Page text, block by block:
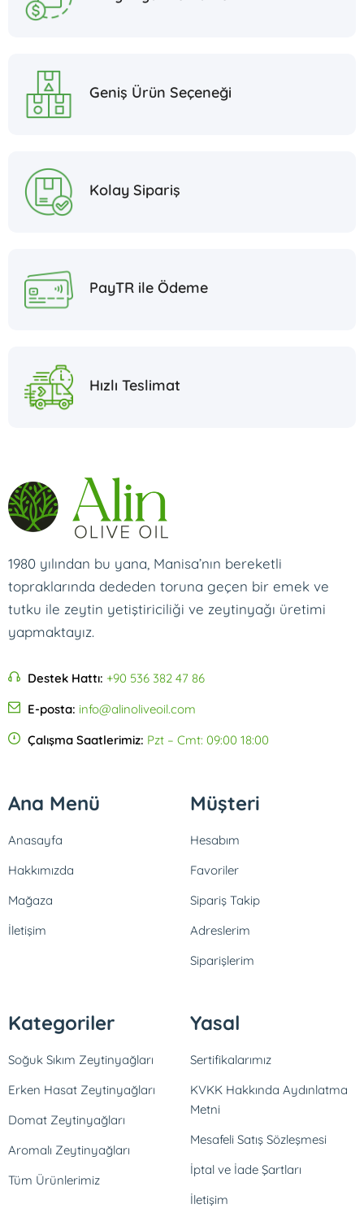
Geniş Ürün Seçeneği
Kolay Sipariş
PayTR ile Ödeme
Hızlı Teslimat
1980 yılından bu yana, Manisa’nın bereketli
topraklarında dededen toruna geçen bir emek ve
tutku ile zeytin yetiştiriciliği ve zeytinyağı üretimi
yapmaktayız.
Destek Hattı: +90 536 382 47 86
E-posta: info@alinoliveoil.com
Çalışma Saatlerimiz: Pzt – Cmt: 09:00 18:00
Ana Menü
Anasayfa
Hakkımızda
Mağaza
İletişim
Müşteri
Hesabım
Favoriler
Sipariş Takip
Adreslerim
Siparişlerim
Kategoriler
Soğuk Sıkım Zeytinyağları
Erken Hasat Zeytinyağları
Domat Zeytinyağları
Aromalı Zeytinyağları
Tüm Ürünlerimiz
Yasal
Sertifikalarımız
KVKK Hakkında Aydınlatma
Metni
Mesafeli Satış Sözleşmesi
İptal ve İade Şartları
İletişim